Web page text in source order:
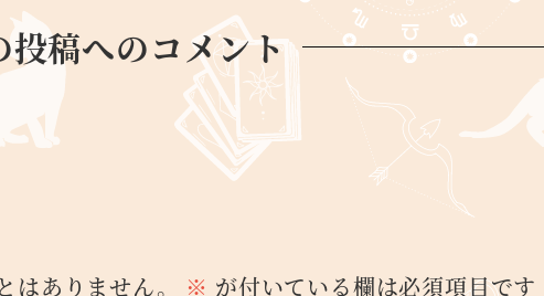
投稿へのコメント
はありません。 ※ が付いている欄は必須項目です